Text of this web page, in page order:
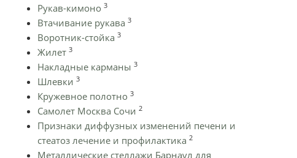
Рукав-кимоно 3
Втачивание рукава 3
Воротник-стойка 3
Жилет 3
Накладные карманы 3
Шлевки 3
Кружевное полотно 3
Самолет Москва Сочи 2
Признаки диффузных изменений печени и
стеатоз лечение и профилактика 2
Металлические стеллажи Барнаул для